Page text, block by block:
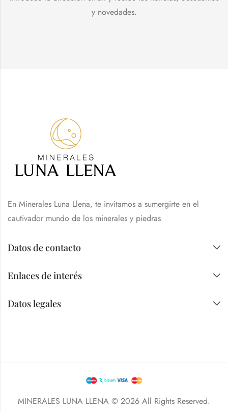
y novedades.
En Minerales Luna Llena, te invitamos a sumergirte en el
cautivador mundo de los minerales y piedras
Datos de contacto
Enlaces de interés
Datos legales
MINERALES LUNA LLENA © 2026 All Rights Reserved.